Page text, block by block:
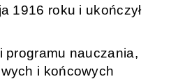
1916 roku i ukończył
programu nauczania,
i końcowych